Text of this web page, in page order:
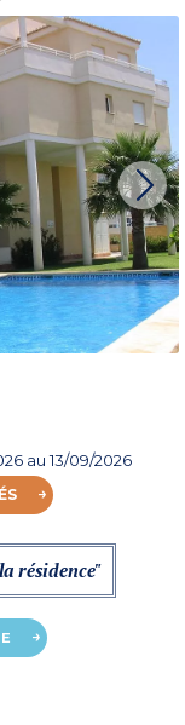
au 13/09/2026
résidence"